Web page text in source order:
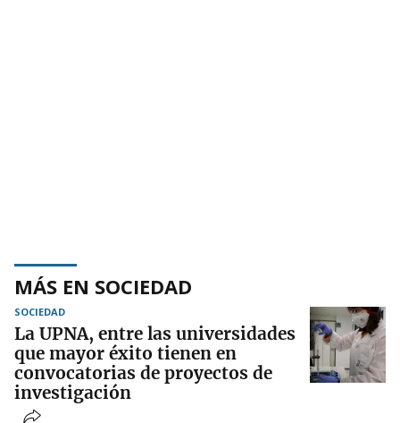
MÁS EN SOCIEDAD
SOCIEDAD
La UPNA, entre las universidades
que mayor éxito tienen en
convocatorias de proyectos de
investigación